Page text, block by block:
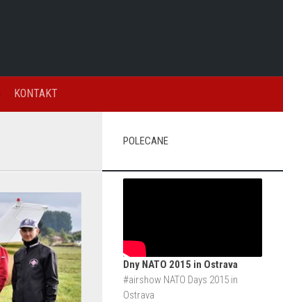
KONTAKT
POLECANE
Dny NATO 2015 in Ostrava
#airshow NATO Days 2015 in
Ostrava